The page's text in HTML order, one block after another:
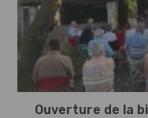
Ouverture de la